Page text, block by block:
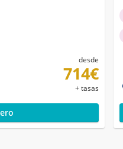
desde
714€
+ tasas